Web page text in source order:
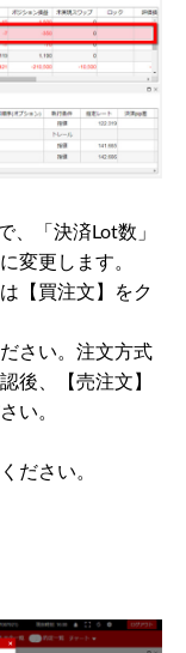
、「決済Lot数」
変更します。
【買注文】をク
さい。注文方式
後、【売注文】
い。
ださい。